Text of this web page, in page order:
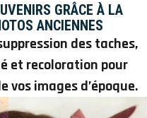
GRÂCE À LA
ANCIENNES
des taches,
et recoloration pour
images d’époque.